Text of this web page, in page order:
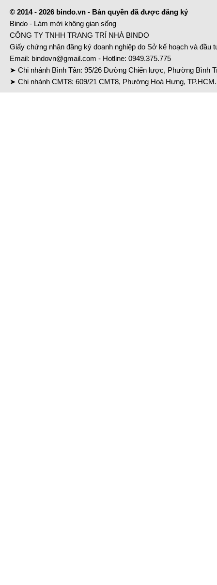
© 2014 - 2026 bindo.vn - Bản quyền đã được đăng ký
Bindo - Làm mới không gian sống
CÔNG TY TNHH TRANG TRÍ NHÀ BINDO
Giấy chứng nhận đăng ký doanh nghiệp do Sở kế hoạch và đầu
Email: bindovn@gmail.com - Hotline: 0949.375.775
➤ Chi nhánh Bình Tân: 95/26 Đường Chiến lược, Phường Bình
➤ Chi nhánh CMT8: 609/21 CMT8, Phường Hoà Hưng,